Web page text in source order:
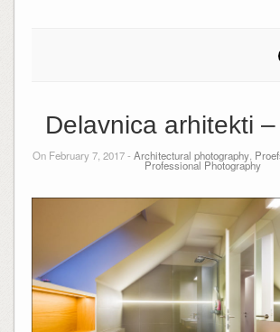
Delavnica arhitekti
On February 7, 2017 - Architectural photography
Professional Photography